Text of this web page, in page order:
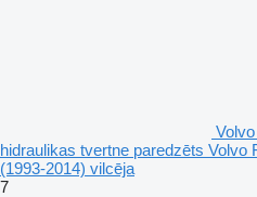
hidraulikas tvertne paredzēts Volvo
(1993-2014) vilcēja
7